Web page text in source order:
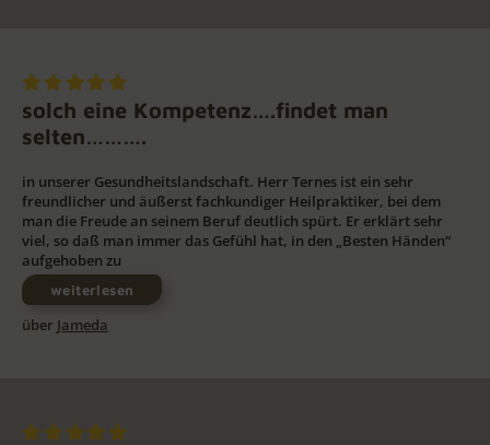
solch eine Kompetenz….findet man
selten……….
in unserer Gesundheitslandschaft. Herr Ternes ist ein sehr
freundlicher und äußerst fachkundiger Heilpraktiker, bei dem
man die Freude an seinem Beruf deutlich spürt. Er erklärt sehr
viel, so daß man immer das Gefühl hat, in den „Besten Händen“
aufgehoben zu
weiterlesen
über Jameda